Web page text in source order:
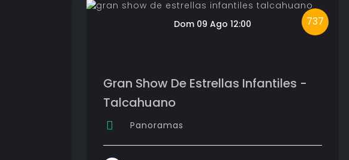
737
Dom 09 Ago 12:00
Gran Show De Estrellas Infantiles -
Talcahuano
Panoramas